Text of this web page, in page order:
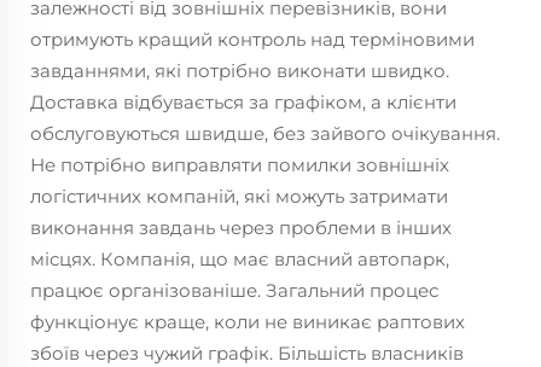
залежності від зовнішніх перевізників, вони
отримують кращий контроль над терміновими
завданнями, які потрібно виконати швидко.
Доставка відбувається за графіком, а клієнти
обслуговуються швидше, без зайвого очікування.
Не потрібно виправляти помилки зовнішніх
логістичних компаній, які можуть затримати
виконання завдань через проблеми в інших
місцях. Компанія, що має власний автопарк,
працює організованіше. Загальний процес
функціонує краще, коли не виникає раптових
збоїв через чужий графік. Більшість власників